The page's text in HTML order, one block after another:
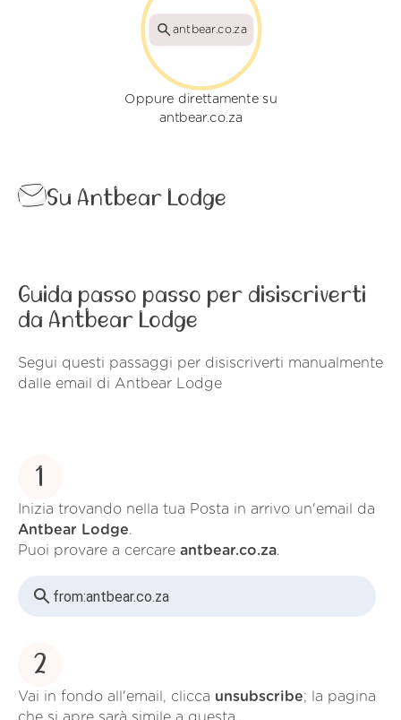
antbear.co.za
Oppure direttamente su
antbear.co.za
Su Antbear Lodge
Guida passo passo per disiscriverti
da Antbear Lodge
Segui questi passaggi per disiscriverti manualmente
dalle email di Antbear Lodge
1
Inizia trovando nella tua Posta in arrivo un'email da
Antbear Lodge.
Puoi provare a cercare antbear.co.za.
from:antbear.co.za
2
Vai in fondo all'email, clicca unsubscribe; la pagina